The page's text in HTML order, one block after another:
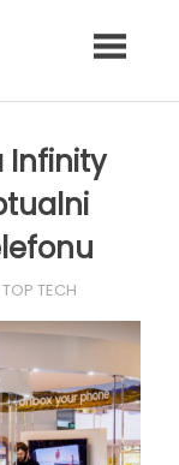
Infinity
TOP TECH